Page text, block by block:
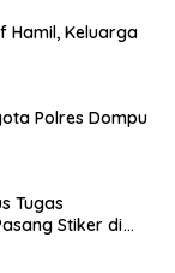
Hamil, Keluarga
Polres Dompu
Tugas
Stiker di